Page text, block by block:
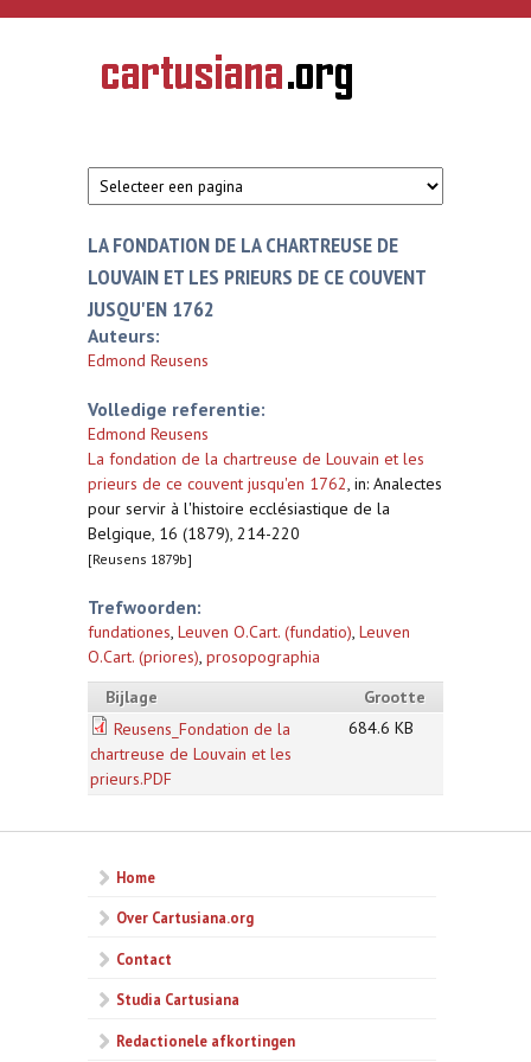
Overslaan en naar de inhoud gaan
CARTUSIANA
Geschiedenis
van de
LA FONDATION DE LA CHARTREUSE DE
LOUVAIN ET LES PRIEURS DE CE COUVENT
JUSQU'EN 1762
Auteurs:
Edmond Reusens
Volledige referentie:
Edmond Reusens
La fondation de la chartreuse de Louvain et les
prieurs de ce couvent jusqu'en 1762, in: Analectes
pour servir à l'histoire ecclésiastique de la
Belgique, 16 (1879), 214-220
[Reusens 1879b]
Trefwoorden:
fundationes, Leuven O.Cart. (fundatio), Leuven
O.Cart. (priores), prosopographia
Bijlage
Grootte
Reusens_Fondation de la
chartreuse de Louvain et les
prieurs.PDF
684.6 KB
Home
Over Cartusiana.org
Contact
Studia Cartusiana
Redactionele afkortingen